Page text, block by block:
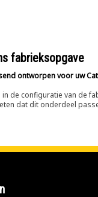
fabrieksopgave
ontworpen voor uw
in de configuratie van de
dat dit onderdeel